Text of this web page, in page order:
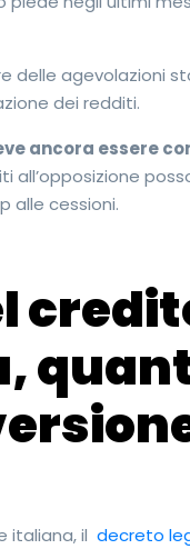
delle agevolazioni
dei redditi.
ancora essere
all’opposizione
alle cessioni.
italiana, il decreto